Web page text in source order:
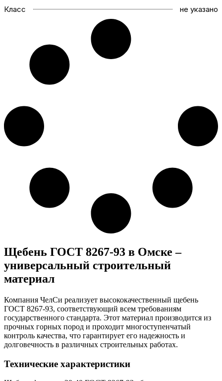
Класс
не указано
Щебень ГОСТ 8267-93 в Омске –
универсальный строительный
материал
Компания ЧелСи реализует высококачественный щебень
ГОСТ 8267-93, соответствующий всем требованиям
государственного стандарта. Этот материал производится из
прочных горных пород и проходит многоступенчатый
контроль качества, что гарантирует его надежность и
долговечность в различных строительных работах.
Технические характеристики